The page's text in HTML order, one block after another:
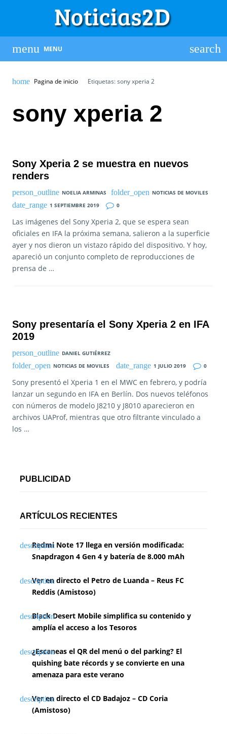
MENU
Pagina de inicio Etiquetas: sony xperia 2
sony xperia 2
Sony Xperia 2 se muestra en nuevos
renders
NOELIA ARMINAS
NOTICIAS DE MOVILES
1 SEPTIEMBRE 2019
0
Las imágenes del Sony Xperia 2, que se espera sean
oficiales en IFA la próxima semana, salieron a la superficie
ayer y nos dieron un vistazo rápido del dispositivo. Y hoy,
apareció un conjunto completo de reproducciones de
prensa de …
Sony presentaría el Sony Xperia 2 en IFA
2019
DANIEL GUTIÉRREZ
NOTICIAS DE MOVILES
1 JULIO 2019 0
Sony presentó el Xperia 1 en el MWC en febrero, y podría
lanzar un segundo en IFA en Berlín. Dos nuevos teléfonos
con números de modelo J8210 y J8010 aparecieron en
archivos UAProf, mientras que otro filtrante vinculado a
los …
PUBLICIDAD
ARTÍCULOS RECIENTES
Redmi Note 17 llega en versión modificada:
Snapdragon 4 Gen 4 y batería de 8.000 mAh
Ver en directo el Petro de Luanda – Reus FC
Reddis (Amistoso)
Black Desert Mobile simplifica su contenido y
amplía el acceso a los Tesoros
¿Escaneas el QR del menú o del parking? El
quishing bate récords y se convierte en una
amenaza para este verano
Ver en directo el CD Badajoz – CD Coria
(Amistoso)